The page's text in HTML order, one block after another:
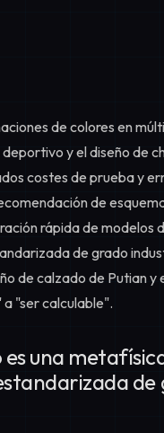
de colores en
y el diseño de
costes de prueba y
de
rápida de modelos
de grado
de calzado de Putian y
"ser calculable".
una